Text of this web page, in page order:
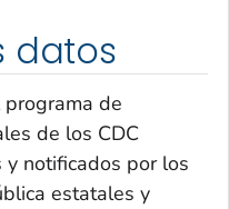
datos
de
de los CDC
y notificados por los
estatales y